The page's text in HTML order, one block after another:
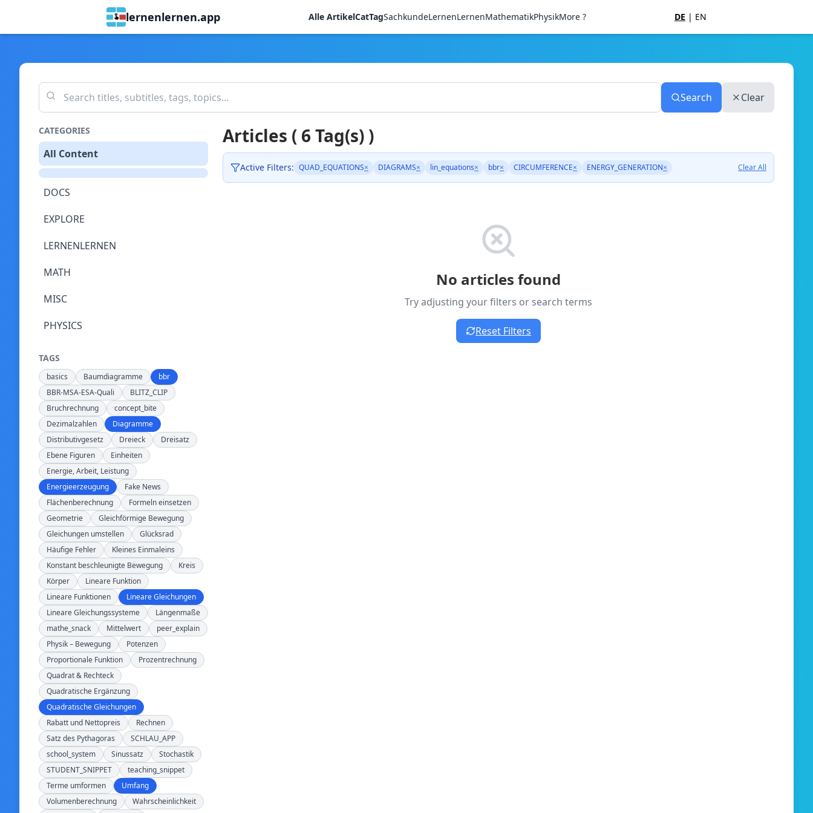
lernenlernen.app Alle ArtikelCatTagSachkundeLernenLernenMathematikPhysikMore ? DE | EN
Search Clear
CATEGORIES
All Content
DOCS
EXPLORE
LERNENLERNEN
MATH
MISC
PHYSICS
TAGS
basics Baumdiagramme
bbr
BBR-MSA-ESA-Quali
BLITZ_CLIP
Bruchrechnung
concept_bite
Dezimalzahlen
Diagramme
Distributivgesetz
Dreieck
Dreisatz
Ebene Figuren
Einheiten
Energie, Arbeit, Leistung
Energieerzeugung
Fake News
Flächenberechnung
Formeln einsetzen
Geometrie
Gleichförmige Bewegung
Gleichungen umstellen
Glücksrad
Häufige Fehler
Kleines Einmaleins
Konstant beschleunigte Bewegung
Kreis
Körper
Lineare Funktion
Lineare Funktionen
Lineare Gleichungen
Lineare Gleichungssysteme
Längenmaße
mathe_snack
Mittelwert
peer_explain
Physik – Bewegung
Potenzen
Proportionale Funktion
Prozentrechnung
Quadrat & Rechteck
Quadratische Ergänzung
Quadratische Gleichungen
Rabatt und Nettopreis
Rechnen
Satz des Pythagoras
SCHLAU_APP
school_system
Sinussatz
Stochastik
STUDENT_SNIPPET
teaching_snippet
Terme umformen
Umfang
Volumenberechnung
Wahrscheinlichkeit
Articles ( 6 Tag(s) )
Active Filters: QUAD_EQUATIONS× DIAGRAMS× lin_equations× bbr× CIRCUMFERENCE× ENERGY_GENERATION× Clear All
No articles found
Try adjusting your filters or search terms
Reset Filters